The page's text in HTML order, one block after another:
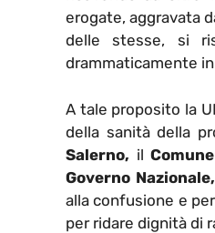
erogate, aggravata
delle stesse, si
drammaticamente
A tale proposito la
della sanità della
Salerno, il
Governo Nazionale,
alla confusione e
per ridare dignità di